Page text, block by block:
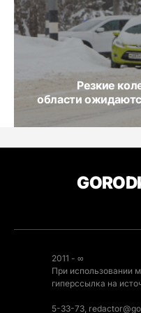
Резкие
области
2011 - ∞
При использовании
гиперссылка на
5-33-73,